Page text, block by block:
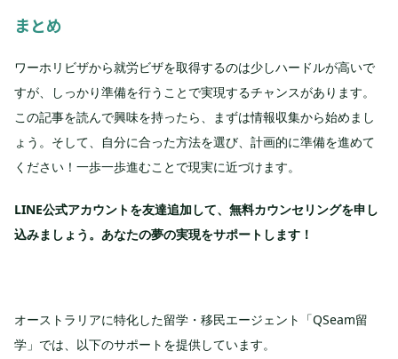
まとめ
ワーホリビザから就労ビザを取得するのは少しハードルが高いで
すが、しっかり準備を行うことで実現するチャンスがあります。
この記事を読んで興味を持ったら、まずは情報収集から始めまし
ょう。そして、自分に合った方法を選び、計画的に準備を進めて
ください！一歩一歩進むことで現実に近づけます。
LINE公式アカウントを友達追加して、無料カウンセリングを申し
込みましょう。あなたの夢の実現をサポートします！
オーストラリアに特化した留学・移民エージェント「QSeam留
学」では、以下のサポートを提供しています。